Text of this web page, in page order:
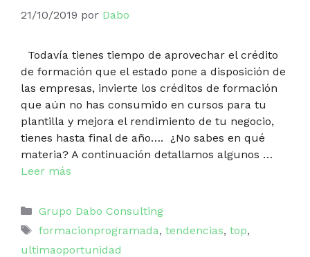
21/10/2019 por Dabo
Todavía tienes tiempo de aprovechar el crédito
de formación que el estado pone a disposición de
las empresas, invierte los créditos de formación
que aún no has consumido en cursos para tu
plantilla y mejora el rendimiento de tu negocio,
tienes hasta final de año…. ¿No sabes en qué
materia? A continuación detallamos algunos …
Leer más
Categorías
Grupo Dabo Consulting
Etiquetas
formacionprogramada, tendencias, top,
ultimaoportunidad